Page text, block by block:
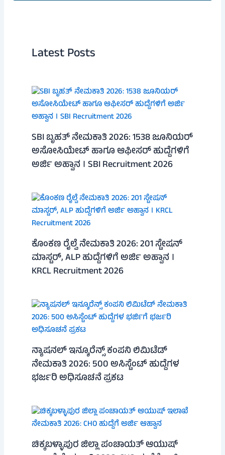
Latest Posts
SBI ಬೃಹತ್ ನೇಮಕಾತಿ 2026: 1538 ಜೂನಿಯರ್
ಅಸೋಸಿಯೇಟ್ ಹಾಗೂ ಆಫೀಸರ್ ಹುದ್ದೆಗಳಿಗೆ
ಅರ್ಜಿ ಅಹ್ವಾನ । SBI Recruitment 2026
ಕೊಂಕಣ ರೈಲ್ವೆ ನೇಮಕಾತಿ 2026: 201 ಸ್ಟೇಷನ್
ಮಾಸ್ಟರ್, ALP ಹುದ್ದೆಗಳಿಗೆ ಅರ್ಜಿ ಅಹ್ವಾನ ।
KRCL Recruitment 2026
ನ್ಯಾಷನಲ್ ಇನ್ಶೂರೆನ್ಸ್ ಕಂಪನಿ ಲಿಮಿಟೆಡ್
ನೇಮಕಾತಿ 2026: 500 ಅಸಿಸ್ಟೆಂಟ್ ಹುದ್ದೆಗಳ
ಭರ್ಜರಿ ಅಧಿಸೂಚನೆ ಪ್ರಕಟ
ಚಿಕ್ಕಬಳ್ಳಾಪುರ ಜಿಲ್ಲಾ ಪಂಚಾಯತ್ ಆಯುಷ್